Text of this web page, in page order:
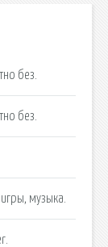
без.
без.
музыка.